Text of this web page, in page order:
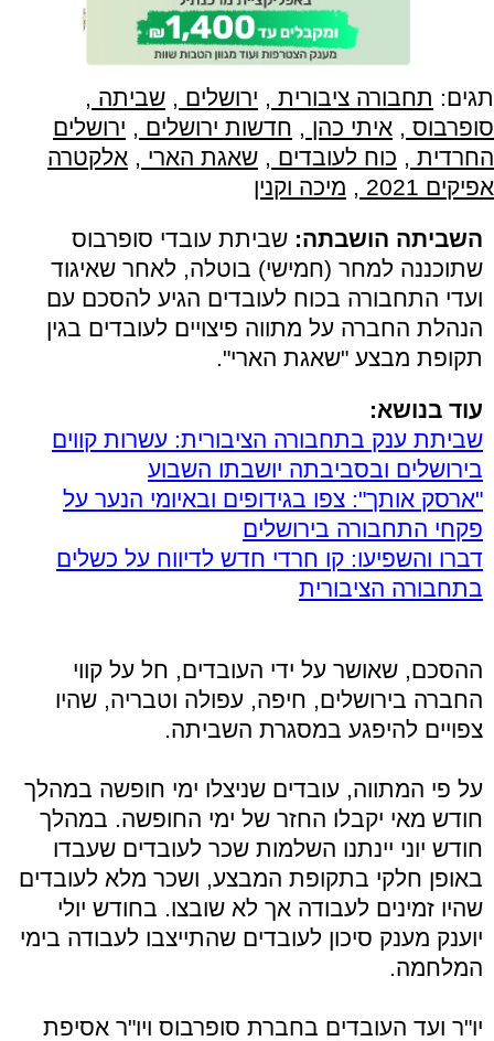
תגים: תחבורה ציבורית , ירושלים , שביתה ,
סופרבוס , איתי כהן , חדשות ירושלים , ירושלים
החרדית , כוח לעובדים , שאגת הארי , אלקטרה
אפיקים 2021
, מיכה וקנין
השביתה הושבתה: שביתת עובדי סופרבוס
שתוכננה למחר (חמישי) בוטלה, לאחר שאיגוד
ועדי התחבורה בכוח לעובדים הגיע להסכם עם
הנהלת החברה על מתווה פיצויים לעובדים בגין
תקופת מבצע "שאגת הארי".
עוד בנושא:
שביתת ענק בתחבורה הציבורית: עשרות קווים
בירושלים ובסביבתה יושבתו השבוע
"ארסק אותך": צפו בגידופים ובאיומי הנער על
פקחי התחבורה בירושלים
דברו והשפיעו: קו חרדי חדש לדיווח על כשלים
בתחבורה הציבורית
ההסכם, שאושר על ידי העובדים, חל על קווי
החברה בירושלים, חיפה, עפולה וטבריה, שהיו
צפויים להיפגע במסגרת השביתה.
על פי המתווה, עובדים שניצלו ימי חופשה במהלך
חודש מאי יקבלו החזר של ימי החופשה. במהלך
חודש יוני יינתנו השלמות שכר לעובדים שעבדו
באופן חלקי בתקופת המבצע, ושכר מלא לעובדים
שהיו זמינים לעבודה אך לא שובצו. בחודש יולי
יוענק מענק סיכון לעובדים שהתייצבו לעבודה בימי
המלחמה.
יו"ר ועד העובדים בחברת סופרבוס ויו"ר אסיפת